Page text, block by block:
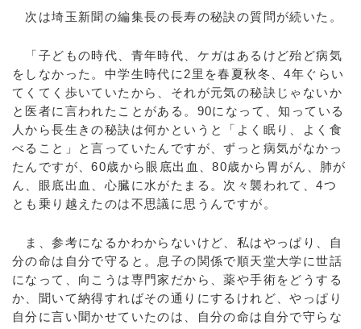
次は埼玉新聞の編集長の長寿の秘訣の質問が続いた。
「子どもの時代、青年時代、ケガはあるけど殆ど病気
をしなかった。中学生時代に2里を春夏秋冬、4年ぐらい
てくてく歩いていたから、それが元気の秘訣じゃないか
と医者に言われたことがある。90になって、知っている
人から長生きの秘訣は何かというと「よく眠り、よく食
べること」と言っていたんですが、ずっと病気がなかっ
たんですが、60歳から眼底出血、80歳から胃がん、肺が
ん、眼底出血、心臓に水がたまる。次々襲われて、4つ
とも乗り越えたのは不思議に思うんですが。
ま、参考になるかわからないけど、私はやっぱり、自
分の命は自分で守ると。息子の関係で順天堂大学に世話
になって、向こうは専門家だから、薬や手術をどうする
か、聞いて納得すればその通りにするけれど、やっぱり
自分に言い聞かせていたのは、自分の命は自分で守らな